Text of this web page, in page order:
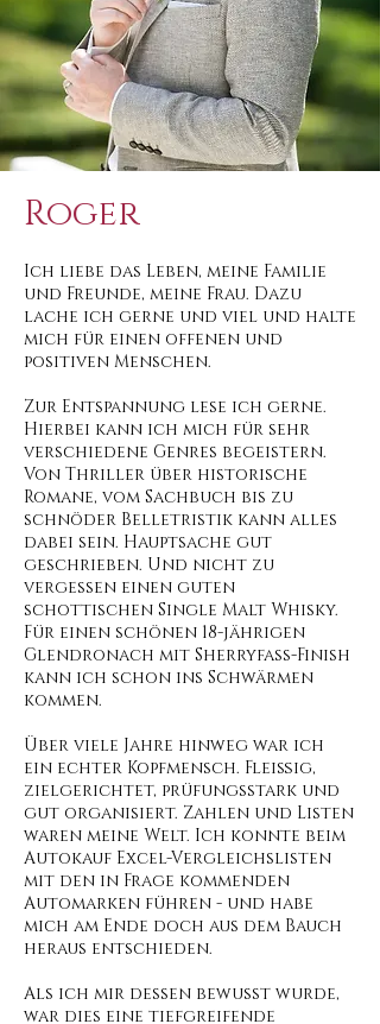
Roger
Ich liebe das Leben, meine Familie
und Freunde, meine Frau. Dazu
lache ich gerne und viel und halte
mich für einen offenen und
positiven Menschen.
Zur Entspannung lese ich gerne.
Hierbei kann ich mich für sehr
verschiedene Genres begeistern.
Von Thriller über historische
Romane, vom Sachbuch bis zu
schnöder Belletristik kann alles
dabei sein. Hauptsache gut
geschrieben. Und nicht zu
vergessen einen guten
schottischen Single Malt Whisky.
Für einen schönen 18-jährigen
Glendronach mit Sherryfass-Finish
kann ich schon ins Schwärmen
kommen.
Über viele Jahre hinweg war ich
ein echter Kopfmensch. Fleißig,
zielgerichtet, prüfungsstark und
gut organisiert. Zahlen und Listen
waren meine Welt. Ich konnte beim
Autokauf Excel-Vergleichslisten
mit den in Frage kommenden
Automarken führen - und habe
mich am Ende doch aus dem Bauch
heraus entschieden.
Als ich mir dessen bewusst wurde,
war dies eine tiefgreifende